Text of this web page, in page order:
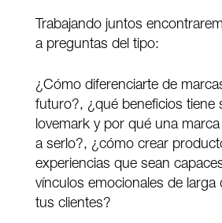
Trabajando juntos
a preguntas del tipo:
¿Cómo diferenciarte de
futuro?, ¿qué beneficios tiene
lovemark y por qué una
a serlo?, ¿cómo crear
experiencias que sean
vínculos emocionales de larga
tus clientes?